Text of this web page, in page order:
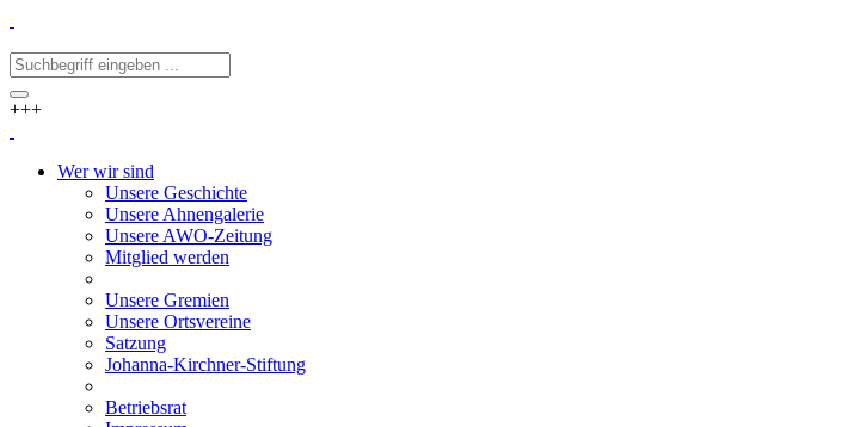
+++
Wer wir sind
Unsere Geschichte
Unsere Ahnengalerie
Unsere AWO-Zeitung
Mitglied werden
Unsere Gremien
Unsere Ortsvereine
Satzung
Johanna-Kirchner-Stiftung
Betriebsrat